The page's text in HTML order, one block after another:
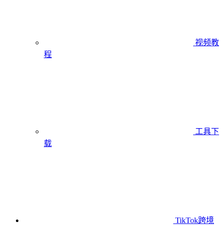
视频教
程
工具下
载
TikTok跨境